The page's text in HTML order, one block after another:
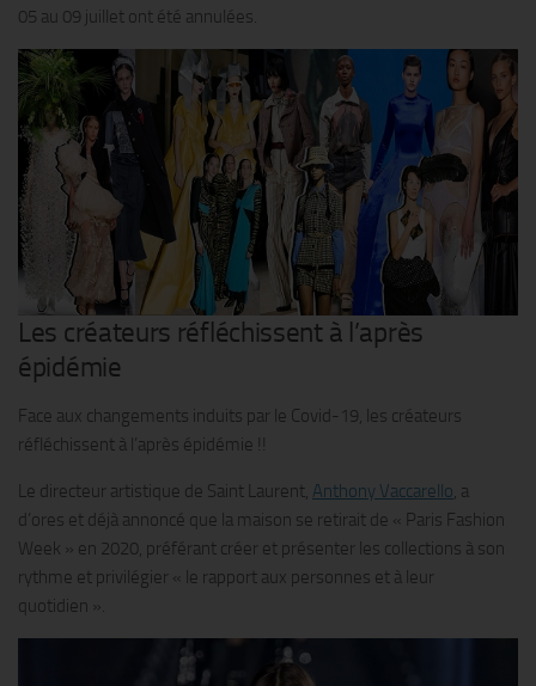
05 au 09 juillet ont été annulées.
Les créateurs réfléchissent à l’après
épidémie
Face aux changements induits par le Covid-19, les créateurs
réfléchissent à l’après épidémie !!
Le directeur artistique de Saint Laurent, Anthony Vaccarello, a
d’ores et déjà annoncé que la maison se retirait de « Paris Fashion
Week » en 2020, préférant créer et présenter les collections à son
rythme et privilégier « le rapport aux personnes et à leur
quotidien ».